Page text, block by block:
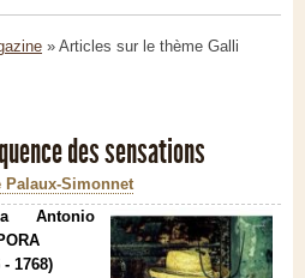
» Articles sur le thème Galli
des sensations
Palaux-Simonnet
Antonio
- 1768)